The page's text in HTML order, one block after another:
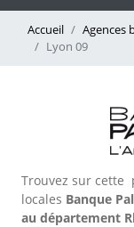
Accueil Agences
Lyon 09
Trouvez sur cette
locales Banque
au département